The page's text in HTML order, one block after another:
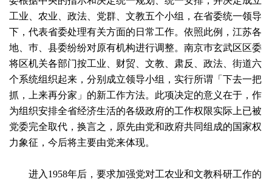
工业、农业、政法、党群、文教五个小组，在省委统一领导
下，代表省委处理有关方面的日常工作。依照此例，江苏各
地、巿、县委纷纷对原有机构进行调整。南京巿玄武区区委
将区机关各部门按工业、财贸、文教、肃反、政法、街道六
个系统组织起来，分别成立领导小组，实行所谓「下去一把
抓，上来再分家」的新工作方法。此项决定的意义在于，作
为组织安排全省经济生活的各级政府的工作权限实际上已被
党委完全取代，换言之，原先由党和政府共同组成的国家权
力象征，今后将主要由党来体现。
进入1958年后，要求加强党对工农业和文教科研工作的